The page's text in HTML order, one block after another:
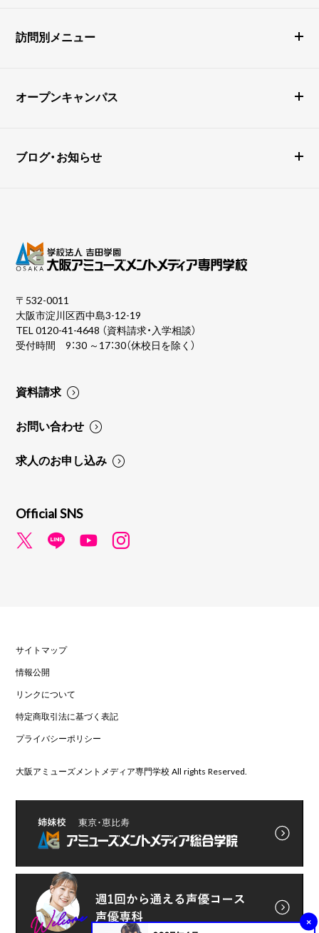
×
訪問別メニュー
オープンキャンパス
ブログ・お知らせ
〒532-0011
大阪市淀川区西中島3-12-19
TEL0120-41-4648 （資料請求・入学相談）
受付時間 9：30 ～17：30（休校日を除く）
資料請求
お問い合わせ
求人のお申し込み
Official SNS
サイトマップ
情報公開
リンクについて
特定商取引法に基づく表記
プライバシーポリシー
大阪アミューズメントメディア専門学校 All rights Reserved.